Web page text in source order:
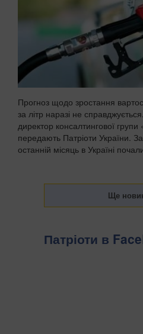
Прогноз щодо зростання
за літр наразі не
директор консалтингової
передають Патріоти України.
останній місяць в Україні
Патріоти в